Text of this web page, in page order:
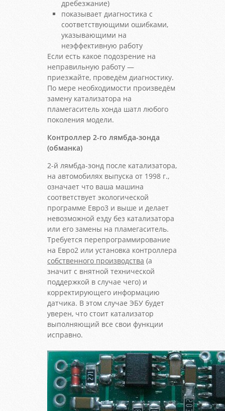
дребезжание)
показывает диагностика с
соответствующими ошибками,
указывающими на
неэффективную работу
Если есть какое подозрение на
неправильную работу —
приезжайте, проведём диагностику.
По мере необходимости произведём
замену катализатора на
пламегаситель хонда шатл любого
поколения модели.
Контроллер 2-го лямбда-зонда
(обманка)
2-й лямбда-зонд после катализатора,
на автомобилях выпуска от 1998 г.,
означает что ваша машина
соответствует экологической
программе Евро3 и выше и делает
невозможной езду без катализатора
или его замены на пламегаситель.
Требуется перепрограммирование
на Евро2 или установка контроллера
собственного производства (а
значит с внятной технической
поддержкой в случае чего) и
корректирующего информацию
датчика. В этом случае ЭБУ будет
уверен, что стоит катализатор
выполняющий все свои функции
исправно.